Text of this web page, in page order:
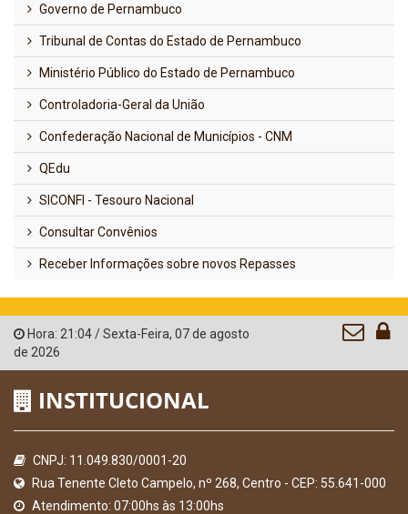
Governo de Pernambuco
Tribunal de Contas do Estado de Pernambuco
Ministério Público do Estado de Pernambuco
Controladoria-Geral da União
Confederação Nacional de Municípios - CNM
QEdu
SICONFI - Tesouro Nacional
Consultar Convênios
Receber Informações sobre novos Repasses
Hora: 21:04/Sexta-Feira, 07 de agosto
de 2026
INSTITUCIONAL
CNPJ: 11.049.830/0001-20
Rua Tenente Cleto Campelo, nº 268, Centro - CEP: 55.641-000
Atendimento: 07:00hs às 13:00hs